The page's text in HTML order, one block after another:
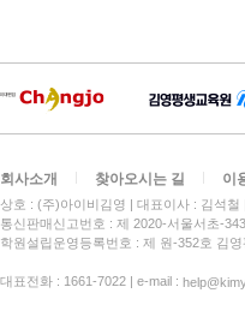
회사소개 찾아오시는 길 이
상호 : (주)아이비김영 대표이사 : 김석철
통신판매신고번호 : 제 2020-서울서초-
학원설립운영등록번호 : 제 원-352호 김
대표전화 : 1661-7022 | e-mail :